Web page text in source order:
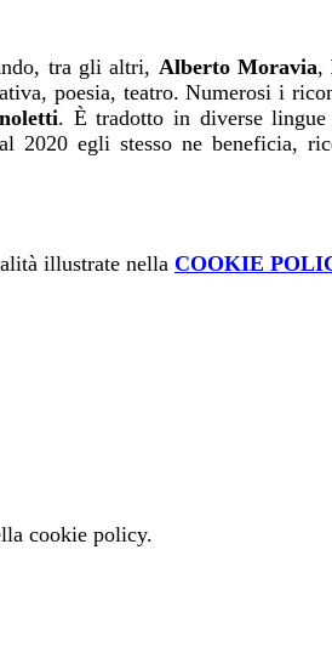
tra gli altri, Alberto Moravia,
poesia, teatro. Numerosi i
. È tradotto in diverse
2020 egli stesso ne beneficia,
illustrate nella COOKIE
cookie policy.